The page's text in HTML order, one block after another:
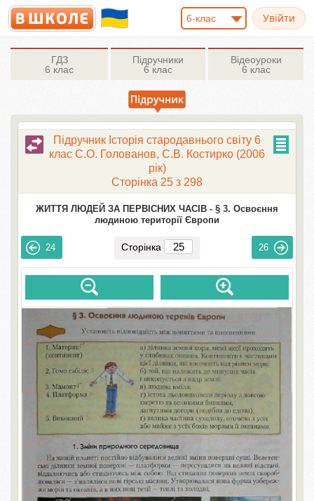
6-клас
ГДЗ
6 клас
Підручники
6 клас
Відеоуроки
6 клас
Підручник Історія стародавнього свiту 6
клас С.О. Голованов, С.В. Костирко (2006
рік)
Сторінка 25 з 298
ЖИТТЯ ЛЮДЕЙ ЗА ПЕРВІСНИХ ЧАСІВ - § 3. Освоєння
людиною території Європи
24 Сторінка 26